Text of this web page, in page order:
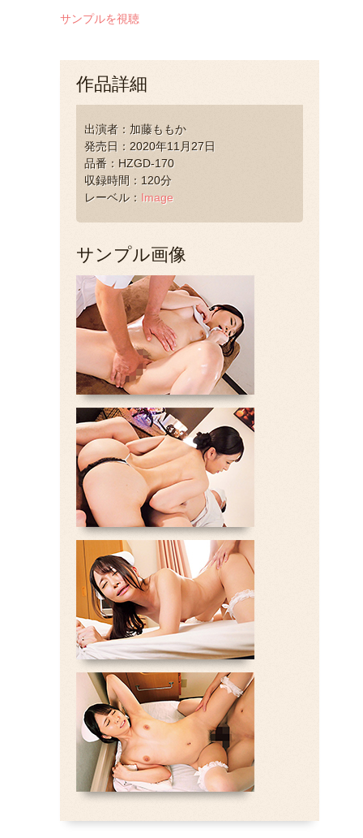
サンプルを視聴
作品詳細
出演者：加藤ももか
発売日：2020年11月27日
品番：HZGD-170
収録時間：120分
レーベル： Image
サンプル画像